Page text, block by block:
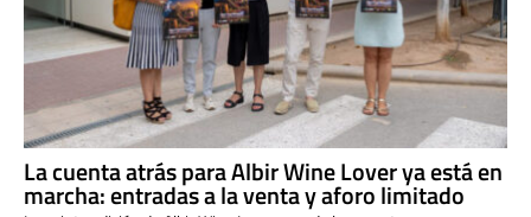
La cuenta atrás para Albir Wine Lover ya está en
marcha: entradas a la venta y aforo limitado